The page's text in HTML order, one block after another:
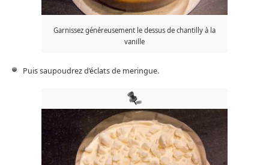
Garnissez généreusement le dessus de chantilly à la
vanille
Puis saupoudrez d’éclats de meringue.